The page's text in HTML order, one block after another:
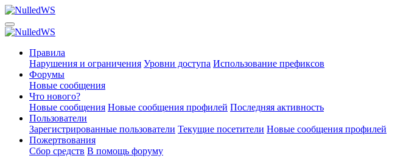
Правила
Нарушения и ограничения Уровни доступа Использование префиксов
Форумы
Новые сообщения
Что нового?
Новые сообщения Новые сообщения профилей Последняя активность
Пользователи
Зарегистрированные пользователи Текущие посетители Новые сообщения профилей
Пожертвования
Сбор средств В помощь форуму